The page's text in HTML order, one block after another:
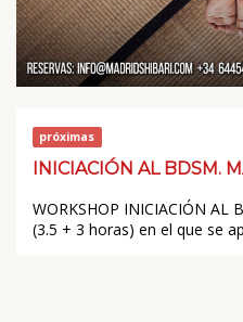
próximas
INICIACIÓN AL BDSM.
WORKSHOP INICIACIÓN AL
(3.5 + 3 horas) en el que se